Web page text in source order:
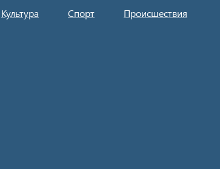
Культура Спорт Происшествия